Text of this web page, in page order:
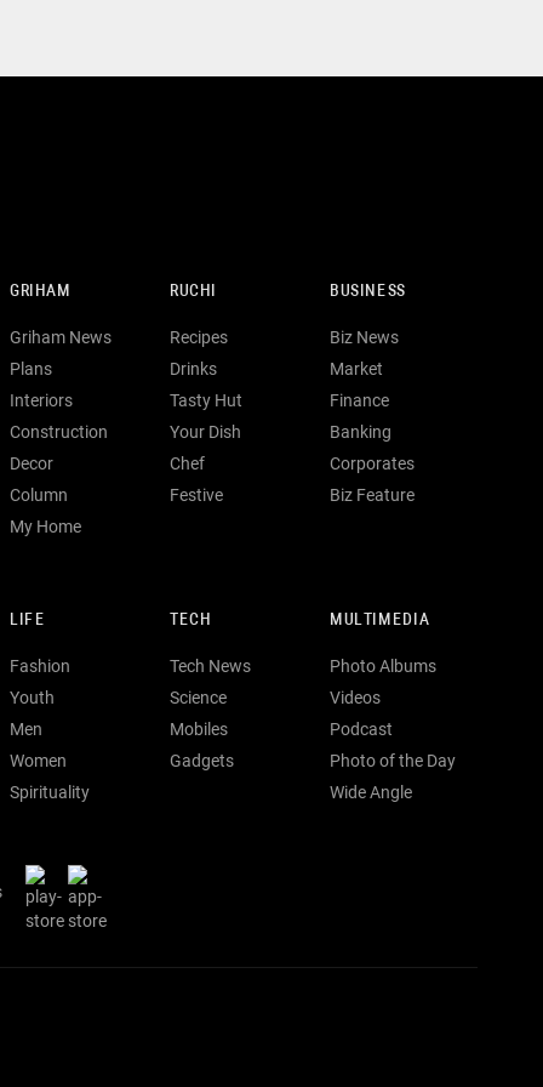
GRIHAM
Griham News
Plans
Interiors
Construction
Decor
Column
My Home
RUCHI
Recipes
Drinks
Tasty Hut
Your Dish
Chef
Festive
BUSINESS
Biz News
Market
Finance
Banking
Corporates
Biz Feature
LIFE
Fashion
Youth
Men
Women
Spirituality
TECH
Tech News
Science
Mobiles
Gadgets
MULTIMEDIA
Photo Albums
Videos
Podcast
Photo of the Day
Wide Angle